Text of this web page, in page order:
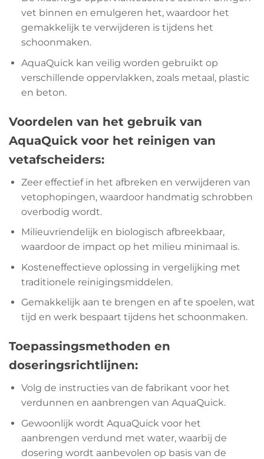
vet binnen en emulgeren het, waardoor het
gemakkelijk te verwijderen is tijdens het
schoonmaken.
AquaQuick kan veilig worden gebruikt op
verschillende oppervlakken, zoals metaal, plastic
en beton.
Voordelen van het gebruik van
AquaQuick voor het reinigen van
vetafscheiders:
Zeer effectief in het afbreken en verwijderen van
vetophopingen, waardoor handmatig schrobben
overbodig wordt.
Milieuvriendelijk en biologisch afbreekbaar,
waardoor de impact op het milieu minimaal is.
Kosteneffectieve oplossing in vergelijking met
traditionele reinigingsmiddelen.
Gemakkelijk aan te brengen en af te spoelen, wat
tijd en werk bespaart tijdens het schoonmaken.
Toepassingsmethoden en
doseringsrichtlijnen:
Volg de instructies van de fabrikant voor het
verdunnen en aanbrengen van AquaQuick.
Gewoonlijk wordt AquaQuick voor het
aanbrengen verdund met water, waarbij de
dosering wordt aanbevolen op basis van de